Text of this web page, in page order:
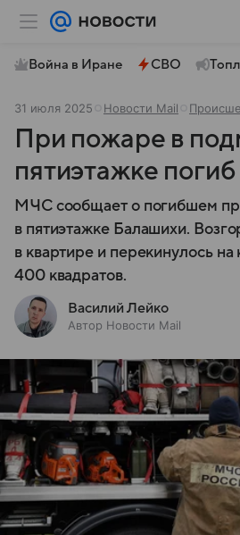
Война в Иране СВО
31 июля 2025 Новости Mail
При пожаре в
пятиэтажке
МЧС сообщает о погибшем
в пятиэтажке Балашихи.
в квартире и перекинулось на
400 квадратов.
Василий Лейко
Автор Новости Mail